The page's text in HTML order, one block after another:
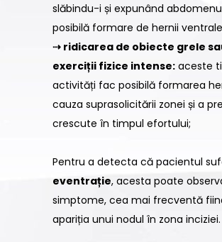
slăbindu-i și expunând
posibilă formare de hernii
⇢ ridicarea de obiecte grele
exerciții fizice intense: aceste
activități fac posibilă formarea
cauza suprasolicitării zonei și a
crescute în timpul efortului;
Pentru a detecta că pacientul
eventrație, acesta poate
simptome, cea mai frecventă
apariția unui nodul în zona inciziei.